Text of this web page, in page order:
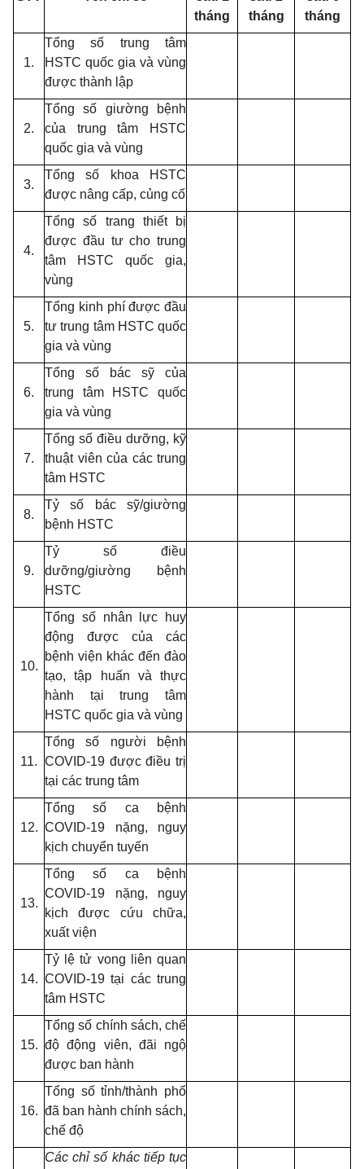
tháng
tháng
tháng
1.
Tổng số trung tâm
HSTC quốc gia và vùng
được thành lập
2.
Tổng số giường bệnh
của trung tâm HSTC
quốc gia và vùng
3.
Tổng số khoa HSTC
được nâng cấp, củng cố
4.
Tổng số trang thiết bị
được đầu tư cho trung
tâm HSTC quốc gia,
vùng
5.
Tổng kinh phí được đầu
tư trung tâm HSTC quốc
gia và vùng
6.
Tổng số
bác sỹ của
trung tâm HSTC quốc
gia và vùng
7.
Tổng số điều dưỡng, kỹ
thuật viên của các trung
tâm HSTC
8.
Tỷ số bác sỹ/giường
bệnh HSTC
9.
Tỷ số điều
dưỡng/giường bệnh
HSTC
10.
Tổng số nhân lực huy
động được của các
bệnh viện khác đến đào
tạo, tập huấn và thực
hành tại trung tâm
HSTC quốc gia và vùng
11.
Tổng số người bệnh
COVID-19 được điều trị
tại các trung tâm
12.
Tổng số ca bệnh
COVID-19 nặng, nguy
kịch chuyển tuyến
13.
Tổng số ca bệnh
COVID-19 nặng, nguy
kịch được cứu chữa,
xuất viện
14.
Tỷ lệ tử vong liên quan
COVID-19 tại các trung
tâm HSTC
15.
Tổng số chính sách, chế
độ động viên, đãi ngộ
được ban hành
16.
Tổng số tỉnh/thành phố
đã ban hành chính sách,
chế độ
Các chỉ số khác tiếp tục